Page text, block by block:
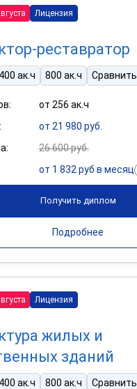
Лицензия
реставратор
400 ак.ч 800 ак.ч Сравнить
от 256 ак.ч
от 21 980 руб.
26 600 руб.
от 1 832 руб в месяц
Получить диплом
Подробнее
Лицензия
жилых и
зданий
400 ак.ч 800 ак.ч Сравнить